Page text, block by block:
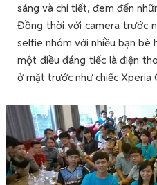
sáng và chi tiết, đem đến
Đồng thời với camera trước
selfie nhóm với nhiều bạn bè
một điều đáng tiếc là điện
ở mặt trước như chiếc Xperia